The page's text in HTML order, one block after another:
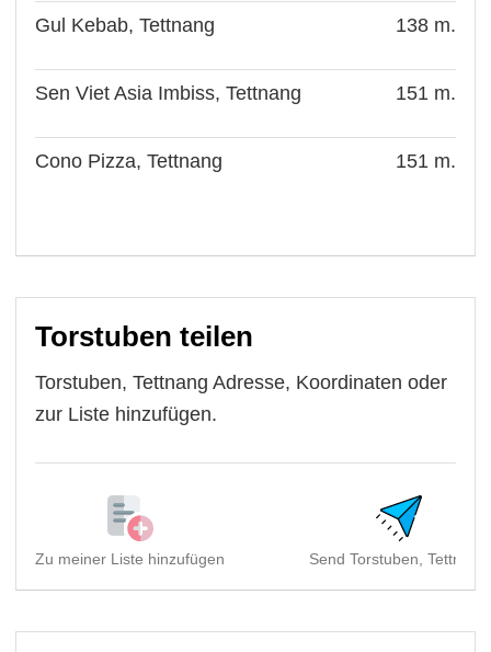
Gul Kebab, Tettnang 138 m.
Sen Viet Asia Imbiss, Tettnang 151 m.
Cono Pizza, Tettnang 151 m.
Torstuben teilen
Torstuben, Tettnang Adresse, Koordinaten oder
zur Liste hinzufügen.
Zu meiner Liste hinzufügen Send Torstuben, Tettnang